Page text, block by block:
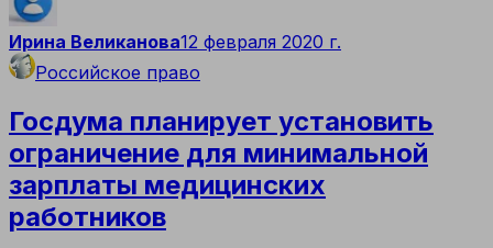
Ирина Великанова12 февраля 2020 г.
Российское право
Госдума планирует установить
ограничение для минимальной
зарплаты медицинских
работников